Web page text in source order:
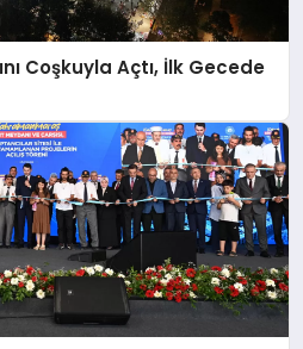
Coşkuyla Açtı, İlk Gecede